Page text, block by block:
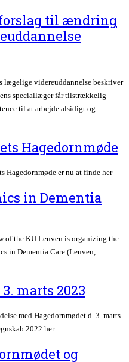
til ændring
lægelige videreuddannelse beskriver
speciallæger får tilstrækkelig
til at arbejde alsidigt og
Hagedornmøde
Hagedornmøde er nu at finde her
in Dementia
of the KU Leuven is organizing the
in Dementia Care (Leuven,
marts 2023
med Hagedornmødet d. 3. marts
2022 her
og